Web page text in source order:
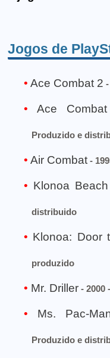
Jogos de
Ace Combat 2
Ace
Produzido e
Air Combat -
Klonoa Beach
distribuido
Klonoa: Door
produzido
Mr. Driller - 2000
Ms. Pac-
Produzido e